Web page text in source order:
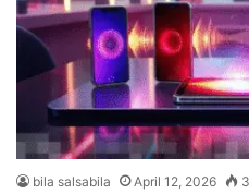
bila salsabila April 12, 2026 3